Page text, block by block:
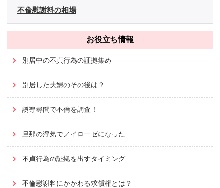
不倫慰謝料の相場
お役立ち情報
別居中の不貞行為の証拠集め
別居した夫婦のその後は？
誘導尋問で不倫を調査！
旦那の浮気でノイローゼになった
不貞行為の証拠を出すタイミング
不倫慰謝料にかかわる求償権とは？